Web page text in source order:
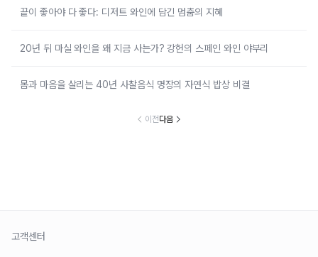
끝이 좋아야 다 좋다: 디저트 와인에 담긴 멈춤의 지혜
20년 뒤 마실 와인을 왜 지금 사는가? 강헌의 스페인 와인 야부리
몸과 마음을 살리는 40년 사찰음식 명장의 자연식 밥상 비결
이전다음
고객센터